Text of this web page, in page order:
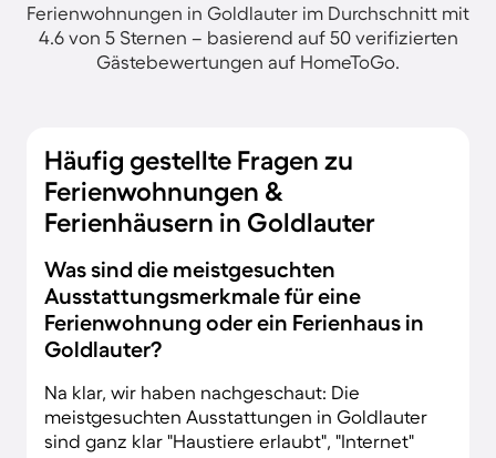
Ferienwohnungen in Goldlauter im Durchschnitt mit
4.6 von 5 Sternen – basierend auf 50 verifizierten
Gästebewertungen auf HomeToGo.
Häufig gestellte Fragen zu
Ferienwohnungen &
Ferienhäusern in Goldlauter
Was sind die meistgesuchten
Ausstattungsmerkmale für eine
Ferienwohnung oder ein Ferienhaus in
Goldlauter?
Na klar, wir haben nachgeschaut: Die
meistgesuchten Ausstattungen in Goldlauter
sind ganz klar "Haustiere erlaubt", "Internet"